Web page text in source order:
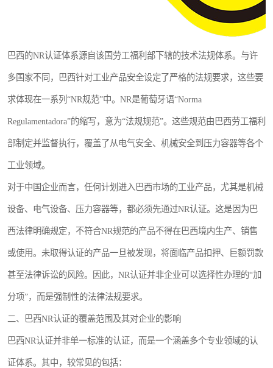
巴西的NR认证体系源自该国劳工福利部下辖的技术法规体系。与许
多国家不同，巴西针对工业产品安全设定了严格的法规要求，这些要
求体现在一系列“NR规范”中。NR是葡萄牙语“Norma
Regulamentadora”的缩写，意为“法规规范”。这些规范由巴西劳工福利
部制定并监督执行，覆盖了从电气安全、机械安全到压力容器等各个
工业领域。
对于中国企业而言，任何计划进入巴西市场的工业产品，尤其是机械
设备、电气设备、压力容器等，都必须先通过NR认证。这是因为巴
西法律明确规定，不符合NR规范的产品不得在巴西境内生产、销售
或使用。未取得认证的产品一旦被发现，将面临产品扣押、巨额罚款
甚至法律诉讼的风险。因此，NR认证并非企业可以选择性办理的“加
分项”，而是强制性的法律法规要求。
二、巴西NR认证的覆盖范围及其对企业的影响
巴西NR认证并非单一标准的认证，而是一个涵盖多个专业领域的认
证体系。其中，较常见的包括：